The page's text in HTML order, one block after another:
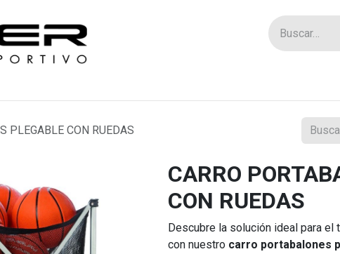
PLEGABLE CON RUEDAS
CARRO
CON RUEDAS
Descubre la solución ideal para el
con nuestro carro portabalones